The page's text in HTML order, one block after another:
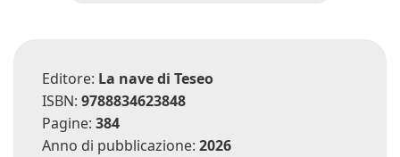
Editore: La nave di Teseo
ISBN: 9788834623848
Pagine: 384
Anno di pubblicazione: 2026